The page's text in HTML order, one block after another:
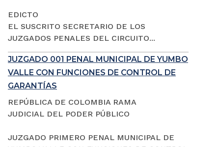
EDICTO
EL SUSCRITO SECRETARIO DE LOS
JUZGADOS PENALES DEL CIRCUITO...
JUZGADO 001 PENAL MUNICIPAL DE YUMBO
VALLE CON FUNCIONES DE CONTROL DE
GARANTÍAS
REPÚBLICA DE COLOMBIA RAMA
JUDICIAL DEL PODER PÚBLICO
JUZGADO PRIMERO PENAL MUNICIPAL DE